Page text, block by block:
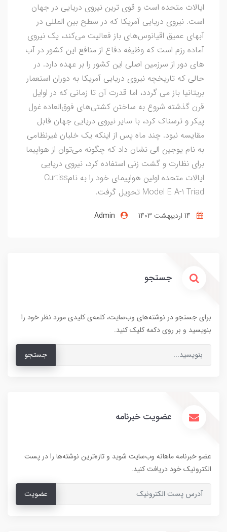
ایالات متحده است و قوی ترین نیروی دریایی در جهان
است. نیروی دریایی آمریکا که در سطح بین المللی در
آبهای عمیق اقیانوس‌های باز فعالیت می‌کند، یک نیروی
آماده رزم است که وظیفه دفاع از منافع این کشور در آب
های دور از سرزمین اصلی این کشور را بر عهده دارد. در
حالی که تاریخچه نیروی دریایی آمریکا به دوران استعمار
بریتانیا باز می گردد، اما قدرت آن تا زمانی که در اوایل
قرن گذشته شروع به ساختن کشتی‌های فوق‌العاده غول
پیکر و ترسناک کرد، با سایر نیروی دریایی جهان قابل
مقایسه نبود. چند ماه پس از اینکه یک خلبان غیرنظامی
به نام یوجین الی نشان داد که چگونه می‌توان از هواپیما
برای نظارت و گشت زنی استفاده کرد، نیروی دریایی
ایالات متحده اولین هواپیمای خود را به نامCurtiss
Model E A-1 Triad تحویل گرفت.
Admin
جستجو
برای جستجو در نوشته‌های وب‌سایت، کلمه‌ی کلیدی مورد نظر خود را
بنویسید و بر روی دکمه کلیک کنید.
جستجو
عضویت خبرنامه
عضو خبرنامه ماهانه وب‌سایت شوید و تازه‌ترین نوشته‌ها را در پست
الکترونیک خود دریافت کنید.
عضویت